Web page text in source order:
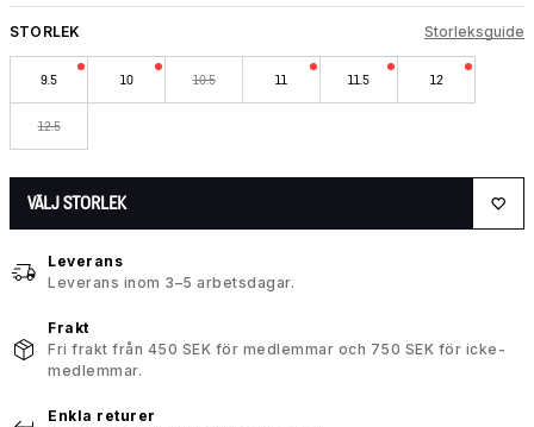
STORLEK Storleksguide
9.5 10 10.5 11 11.5 12
12.5
VÄLJ STORLEK
Leverans
Leverans inom 3–5 arbetsdagar.
Frakt
Fri frakt från 450 SEK för medlemmar och 750 SEK för icke-
medlemmar.
Enkla returer